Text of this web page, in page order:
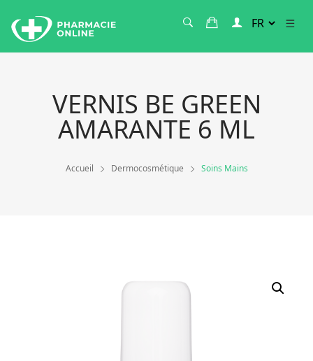
VERNIS BE GREEN
AMARANTE 6 ML
Accueil Dermocosmétique Soins Mains